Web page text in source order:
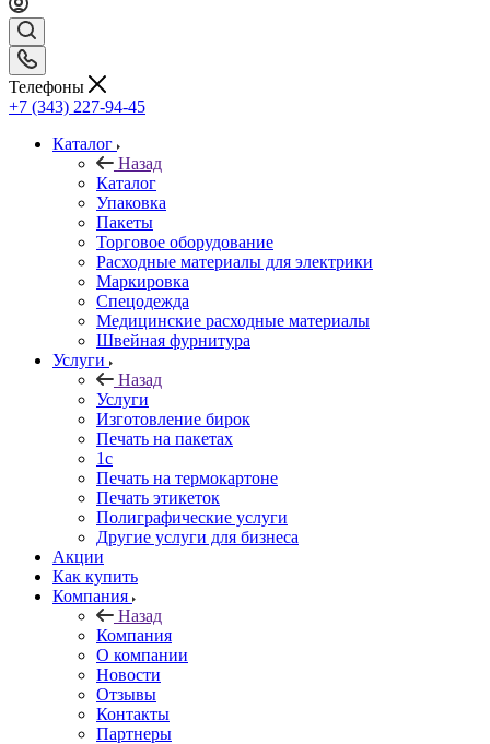
Телефоны
+7 (343) 227-94-45
Каталог
Назад
Каталог
Упаковка
Пакеты
Торговое оборудование
Расходные материалы для электрики
Маркировка
Спецодежда
Медицинские расходные материалы
Швейная фурнитура
Услуги
Назад
Услуги
Изготовление бирок
Печать на пакетах
1c
Печать на термокартоне
Печать этикеток
Полиграфические услуги
Другие услуги для бизнеса
Акции
Как купить
Компания
Назад
Компания
О компании
Новости
Отзывы
Контакты
Партнеры